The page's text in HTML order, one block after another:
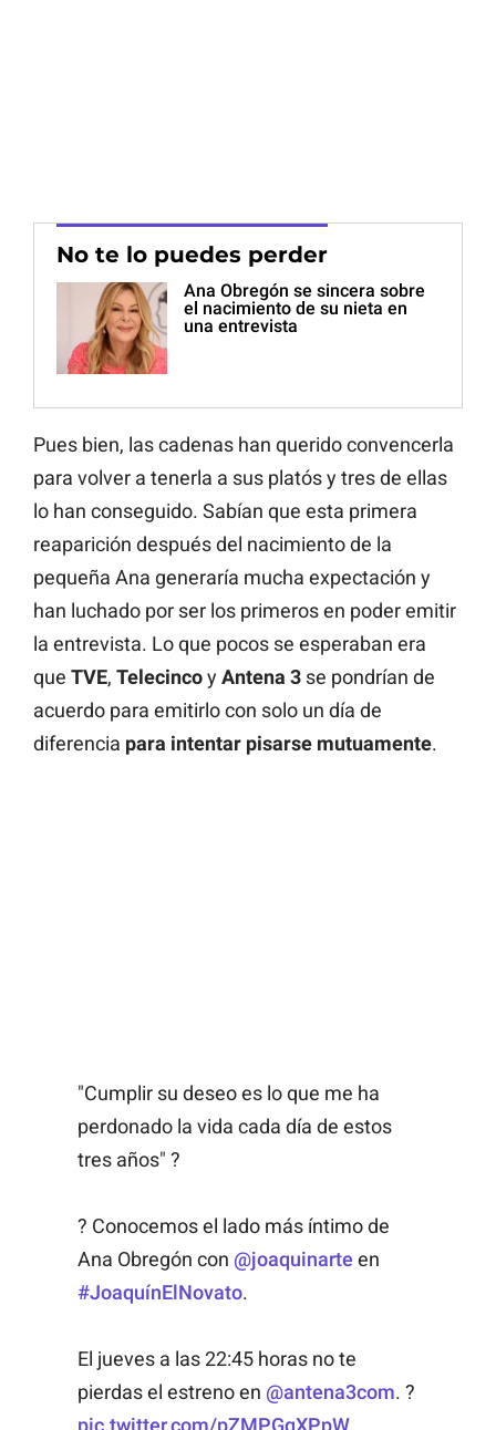
No te lo puedes perder
Ana Obregón se sincera sobre
el nacimiento de su nieta en
una entrevista
Pues bien, las cadenas han querido convencerla
para volver a tenerla a sus platós y tres de ellas
lo han conseguido. Sabían que esta primera
reaparición después del nacimiento de la
pequeña Ana generaría mucha expectación y
han luchado por ser los primeros en poder emitir
la entrevista. Lo que pocos se esperaban era
que TVE, Telecincoy Antena 3 se pondrían de
acuerdo para emitirlo con solo un día de
diferencia para intentar pisarse mutuamente.
"Cumplir su deseo es lo que me ha
perdonado la vida cada día de estos
tres años" ?
? Conocemos el lado más íntimo de
Ana Obregón con @joaquinarte en
#JoaquínElNovato.
El jueves a las 22:45 horas no te
pierdas el estreno en @antena3com. ?
pic.twitter.com/pZMPGqXPpW